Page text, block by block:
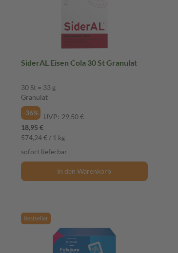
SiderAL Eisen Cola 30 St Granulat
30 St = 33 g
Granulat
-36%
UVP: 29,50 €
18,95 €
574,24 € / 1 kg
sofort lieferbar
In den Warenkorb
Bestseller